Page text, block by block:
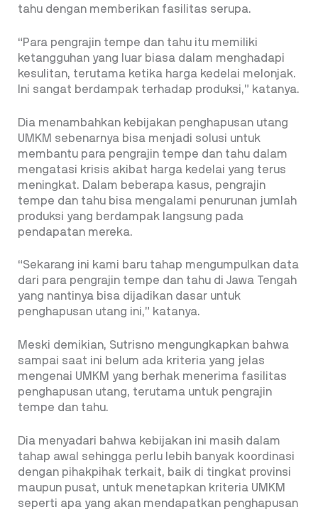
tahu dengan memberikan fasilitas serupa.
“Para pengrajin tempe dan tahu itu memiliki
ketangguhan yang luar biasa dalam menghadapi
kesulitan, terutama ketika harga kedelai melonjak.
Ini sangat berdampak terhadap produksi,” katanya.
Dia menambahkan kebijakan penghapusan utang
UMKM sebenarnya bisa menjadi solusi untuk
membantu para pengrajin tempe dan tahu dalam
mengatasi krisis akibat harga kedelai yang terus
meningkat. Dalam beberapa kasus, pengrajin
tempe dan tahu bisa mengalami penurunan jumlah
produksi yang berdampak langsung pada
pendapatan mereka.
“Sekarang ini kami baru tahap mengumpulkan data
dari para pengrajin tempe dan tahu di Jawa Tengah
yang nantinya bisa dijadikan dasar untuk
penghapusan utang ini,” katanya.
Meski demikian, Sutrisno mengungkapkan bahwa
sampai saat ini belum ada kriteria yang jelas
mengenai UMKM yang berhak menerima fasilitas
penghapusan utang, terutama untuk pengrajin
tempe dan tahu.
Dia menyadari bahwa kebijakan ini masih dalam
tahap awal sehingga perlu lebih banyak koordinasi
dengan pihakpihak terkait, baik di tingkat provinsi
maupun pusat, untuk menetapkan kriteria UMKM
seperti apa yang akan mendapatkan penghapusan